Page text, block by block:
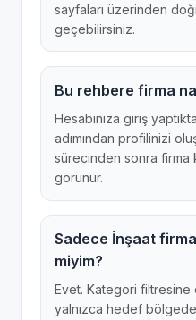
sayfaları üzerinden
geçebilirsiniz.
Bu rehbere firma
Hesabınıza giriş
adımından profilinizi
sürecinden sonra firma
görünür.
Sadece İnşaat
miyim?
Evet. Kategori
yalnızca hedef